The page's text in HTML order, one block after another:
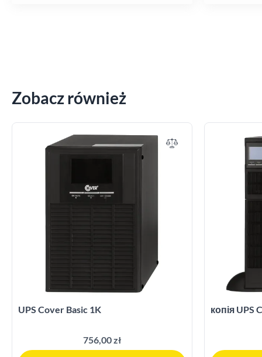
Zobacz również
UPS Cover Basic 1K
756,00 zł
копія UPS